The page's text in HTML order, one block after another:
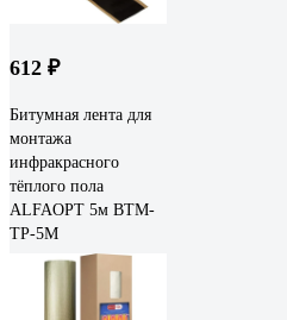
612 ₽
Битумная лента для
монтажа
инфракрасного
тёплого пола
ALFAOPT 5м BTM-
TP-5M